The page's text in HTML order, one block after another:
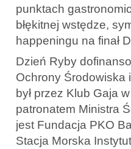
punktach
błękitnej wstędze,
happeningu na finał
Dzień Ryby
Ochrony Środowiska
był przez Klub Gaja
patronatem Ministra
jest Fundacja PKO
Stacja Morska